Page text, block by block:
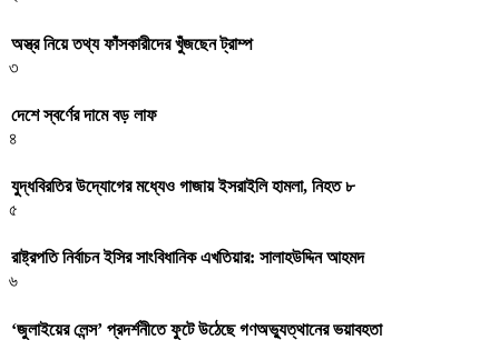
অস্ত্র নিয়ে তথ্য ফাঁসকারীদের খুঁজছেন ট্রাম্প
৩
দেশে স্বর্ণের দামে বড় লাফ
৪
যুদ্ধবিরতির উদ্যোগের মধ্যেও গাজায় ইসরাইলি হামলা, নিহত ৮
৫
রাষ্ট্রপতি নির্বাচন ইসির সাংবিধানিক এখতিয়ার: সালাহউদ্দিন আহমদ
৬
‘জুলাইয়ের লেন্স’ প্রদর্শনীতে ফুটে উঠেছে গণঅভ্যুত্থানের ভয়াবহতা